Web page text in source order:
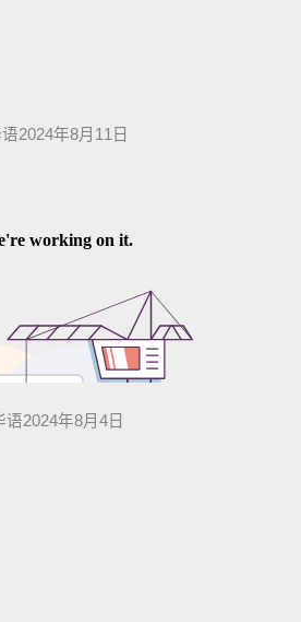
2024年8月11日
语2024年8月4日